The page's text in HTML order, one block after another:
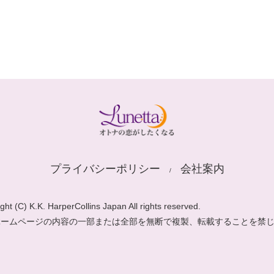
プライバシーポリシー 会社案内
(C) K.K. HarperCollins Japan All rights reserved.
ムページの内容の一部または全部を無断で複製、転載することを禁